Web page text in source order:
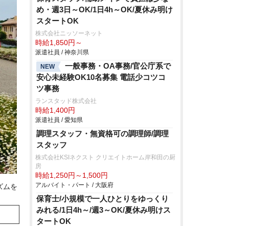
ムを
め・週3日～OK/1日4h～OK/夏休み明け
スタートOK
株式会社ニッソーネット
時給1,850円～
派遣社員 / 神奈川県
NEW
一般事務・OA事務/官公庁系で
安心未経験OK10名募集 電話少コツコ
ツ事務
ランスタッド株式会社
時給1,400円
派遣社員 / 愛知県
調理スタッフ・無資格可の調理師/調理
スタッフ
株式会社KSIネクスト クリエイトホーム岸和田の厨
房
時給1,250円～1,500円
アルバイト・パート / 大阪府
保育士/小規模で一人ひとりをゆっくり
みれる/1日4h～/週3～OK/夏休み明けス
タートOK